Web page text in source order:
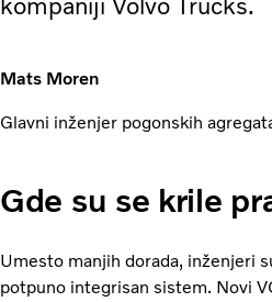
kompaniji Volvo Trucks.
Mats Moren
Glavni inženjer pogonskih
Gde su se krile
Umesto manjih dorada, inženjeri
potpuno integrisan sistem. Novi